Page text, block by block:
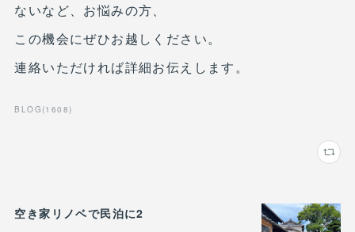
ないなど、お悩みの方、
この機会にぜひお越しください。
連絡いただければ詳細お伝えします。
BLOG (1608)
空き家リノベで民泊に2